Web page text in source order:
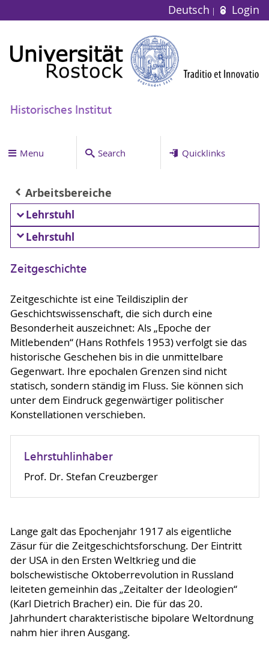
Deutsch Login
Historisches Institut
Menu Search Quicklinks
Arbeitsbereiche
Lehrstuhl
Lehrstuhl
Zeitgeschichte
Zeitgeschichte ist eine Teildisziplin der
Geschichtswissenschaft, die sich durch eine
Besonderheit auszeichnet: Als „Epoche der
Mitlebenden“ (Hans Rothfels 1953) verfolgt sie das
historische Geschehen bis in die unmittelbare
Gegenwart. Ihre epochalen Grenzen sind nicht
statisch, sondern ständig im Fluss. Sie können sich
unter dem Eindruck gegenwärtiger politischer
Konstellationen verschieben.
Lehrstuhlinhaber
Prof. Dr. Stefan Creuzberger
Lange galt das Epochenjahr 1917 als eigentliche
Zäsur für die Zeitgeschichtsforschung. Der Eintritt
der USA in den Ersten Weltkrieg und die
bolschewistische Oktoberrevolution in Russland
leiteten gemeinhin das „Zeitalter der Ideologien“
(Karl Dietrich Bracher) ein. Die für das 20.
Jahrhundert charakteristische bipolare Weltordnung
nahm hier ihren Ausgang.